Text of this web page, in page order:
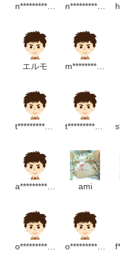
に変更しました。より鮮
ライセンス（商用・拡張
場を借りて心より御礼申
の温かいご支援が今後の
す。これからも使いやす
Adobestock
https://stock.adobe.com/
n**************************p n***************************p
エルモ m*********************m
t********************m t******************m
a*******************p ami
o*****************m o*********************m